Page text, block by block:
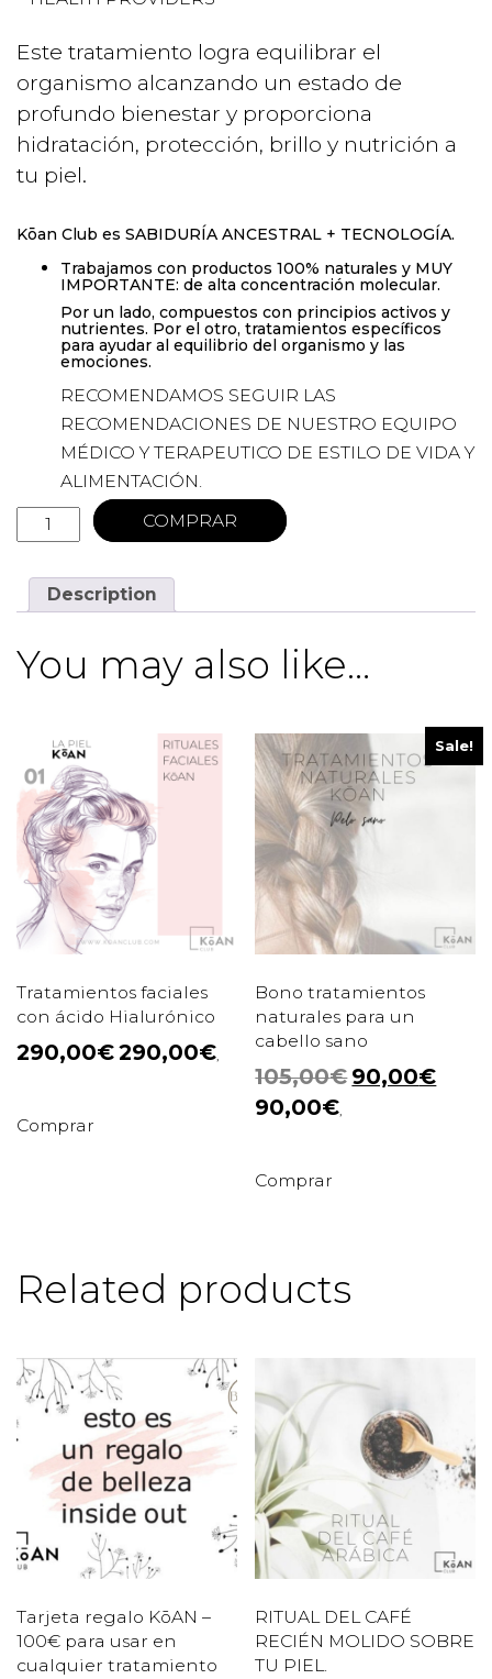
Este tratamiento logra equilibrar el
organismo alcanzando un estado de
profundo bienestar y proporciona
hidratación, protección, brillo y nutrición a
tu piel.
Kōan Club es SABIDURÍA ANCESTRAL + TECNOLOGÍA.
Trabajamos con productos 100% naturales y MUY
IMPORTANTE: de alta concentración molecular.
Por un lado, compuestos con principios activos y
nutrientes. Por el otro, tratamientos específicos
para ayudar al equilibrio del organismo y las
emociones.
RECOMENDAMOS SEGUIR LAS
RECOMENDACIONES DE NUESTRO EQUIPO
MÉDICO Y TERAPEUTICO DE ESTILO DE VIDA Y
ALIMENTACIÓN.
COMPRAR
Description
You may also like…
Tratamientos faciales
con ácido Hialurónico
290,00€290,00€
Comprar
Sale!
Bono tratamientos
naturales para un
cabello sano
105,00€90,00€
90,00€
Comprar
Related products
Tarjeta regalo KōAN –
100€ para usar en
cualquier tratamiento
RITUAL DEL CAFÉ
RECIÉN MOLIDO SOBRE
TU PIEL.